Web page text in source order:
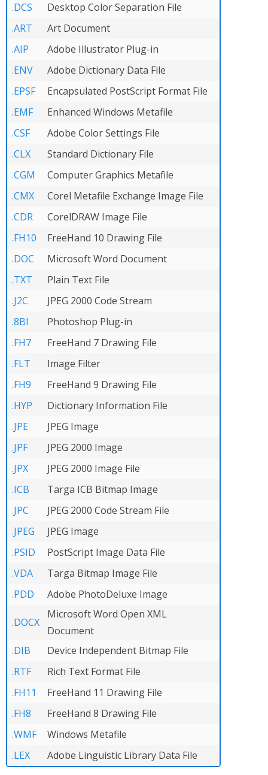
.DCS
Desktop Color Separation File
.ART
Art Document
.AIP
Adobe Illustrator Plug-in
.ENV
Adobe Dictionary Data File
.EPSF
Encapsulated PostScript Format File
.EMF
Enhanced Windows Metafile
.CSF
Adobe Color Settings File
.CLX
Standard Dictionary File
.CGM
Computer Graphics Metafile
.CMX
Corel Metafile Exchange Image File
.CDR
CorelDRAW Image File
.FH10
FreeHand 10 Drawing File
.DOC
Microsoft Word Document
.TXT
Plain Text File
.J2C
JPEG 2000 Code Stream
.8BI
Photoshop Plug-in
.FH7
FreeHand 7 Drawing File
.FLT
Image Filter
.FH9
FreeHand 9 Drawing File
.HYP
Dictionary Information File
.JPE
JPEG Image
.JPF
JPEG 2000 Image
.JPX
JPEG 2000 Image File
.ICB
Targa ICB Bitmap Image
.JPC
JPEG 2000 Code Stream File
.JPEG
JPEG Image
.PSID
PostScript Image Data File
.VDA
Targa Bitmap Image File
.PDD
Adobe PhotoDeluxe Image
.DOCX
Microsoft Word Open XML
Document
.DIB
Device Independent Bitmap File
.RTF
Rich Text Format File
.FH11
FreeHand 11 Drawing File
.FH8
FreeHand 8 Drawing File
.WMF
Windows Metafile
.LEX
Adobe Linguistic Library Data File